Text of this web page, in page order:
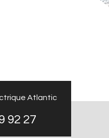
Atlantic
92 27